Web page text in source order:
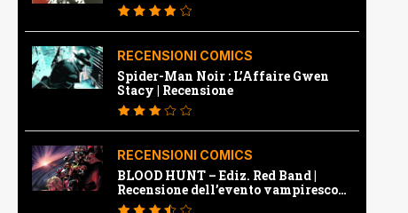
RECENSIONI COMICS
Spider-Man Noir : L’Affaire Gwen
Stacy | Recensione
RECENSIONI COMICS
BLOOD HUNT – Ediz. Red Band |
Recensione dell’evento vampiresco
della Marvel